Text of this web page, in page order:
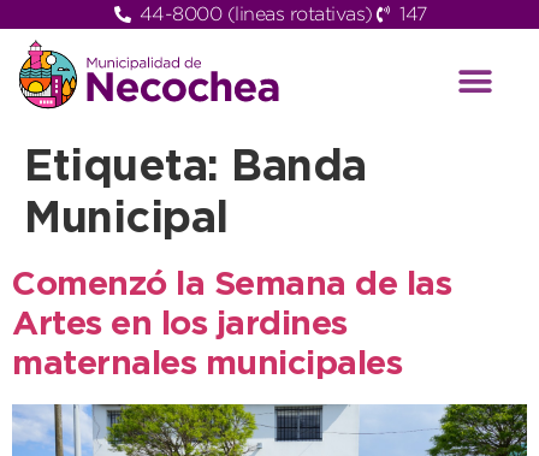
44-8000 (lineas rotativas) 147
Etiqueta:
Banda
Municipal
Comenzó la Semana de las
Artes en los jardines
maternales municipales